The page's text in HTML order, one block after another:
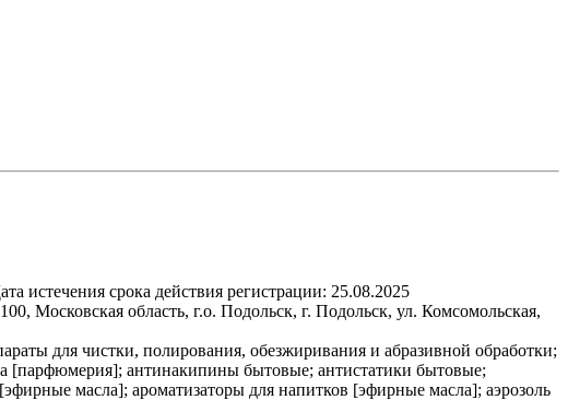
истечения срока действия регистрации: 25.08.2025
Московская область, г.о. Подольск, г. Подольск, ул. Комсомольская,
для чистки, полирования, обезжиривания и абразивной обработки;
[парфюмерия]; антинакипины бытовые; антистатики бытовые;
масла]; ароматизаторы для напитков [эфирные масла]; аэрозоль